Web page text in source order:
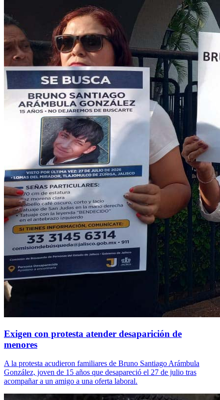
Exigen con protesta atender desaparición de
menores
A la protesta acudieron familiares de Bruno Santiago Arámbula
González, joven de 15 años que desapareció el 27 de julio tras
acompañar a un amigo a una oferta laboral.